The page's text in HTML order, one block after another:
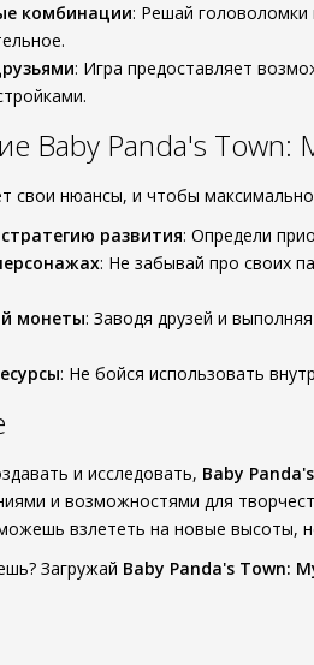
комбинации: Решай
: Игра предоставляет
Baby Panda's Town:
свои нюансы, и чтобы
развития: Определи
: Не забывай про своих
монеты: Заводя друзей и
: Не бойся использовать
и исследовать, Baby
и возможностями для
взлететь на новые высоты,
Загружай Baby Panda's Town: